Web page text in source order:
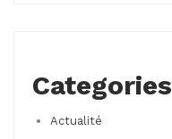
Categories
Actualité